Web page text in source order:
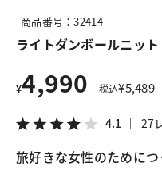
商品番号：32414
ライトダンボールニッ
¥4,990 税込¥5,489
4.1 27
旅好きな女性のために
この商品をシェアする
ライトダンボ